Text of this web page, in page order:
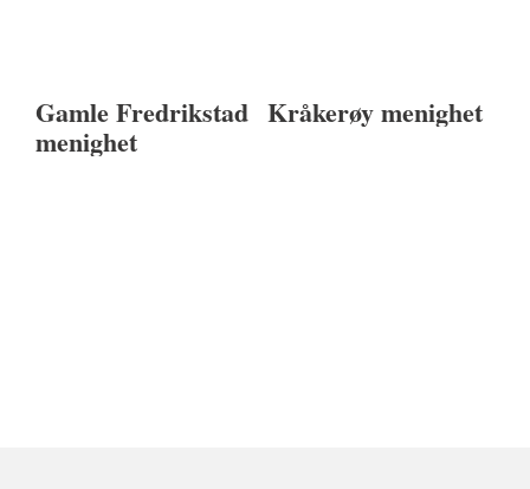
Gamle Fredrikstad
menighet
Kråkerøy menighet